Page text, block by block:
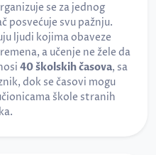
se za jednog
posvećuje svu pažnju.
ljudi kojima obaveze
a učenje ne žele da
40 školskih časova, sa
dok se časovi mogu
škole stranih